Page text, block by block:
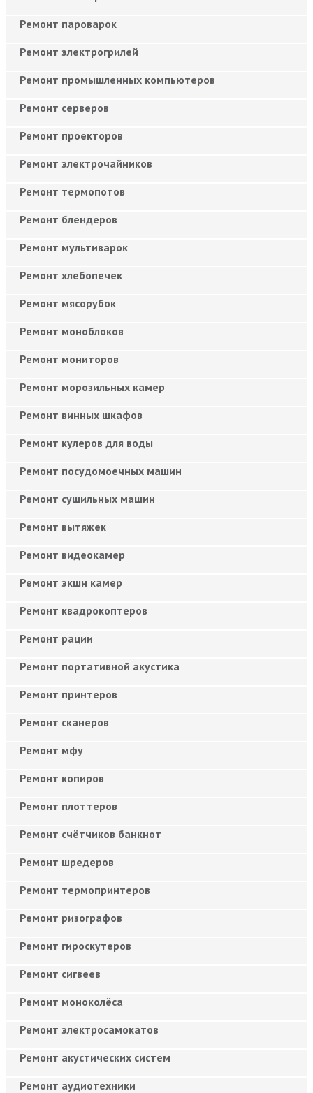
Ремонт пароварок
Ремонт электрогрилей
Ремонт промышленных компьютеров
Ремонт серверов
Ремонт проекторов
Ремонт электрочайников
Ремонт термопотов
Ремонт блендеров
Ремонт мультиварок
Ремонт хлебопечек
Ремонт мясорубок
Ремонт моноблоков
Ремонт мониторов
Ремонт морозильных камер
Ремонт винных шкафов
Ремонт кулеров для воды
Ремонт посудомоечных машин
Ремонт сушильных машин
Ремонт вытяжек
Ремонт видеокамер
Ремонт экшн камер
Ремонт квадрокоптеров
Ремонт рации
Ремонт портативной акустика
Ремонт принтеров
Ремонт сканеров
Ремонт мфу
Ремонт копиров
Ремонт плоттеров
Ремонт счётчиков банкнот
Ремонт шредеров
Ремонт термопринтеров
Ремонт ризографов
Ремонт гироскутеров
Ремонт сигвеев
Ремонт моноколёса
Ремонт электросамокатов
Ремонт акустических систем
Ремонт аудиотехники